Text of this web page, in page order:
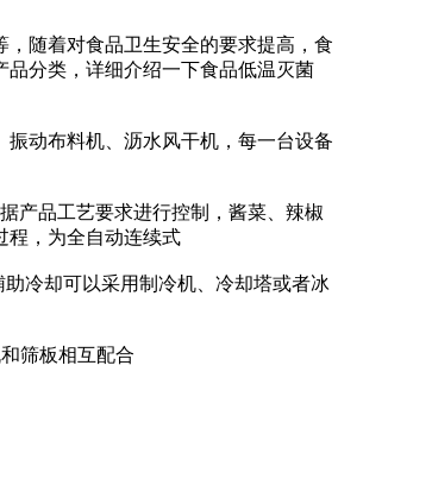
随着对食品卫生安全的要求提高，食
分类，详细介绍一下食品低温灭菌
动布料机、沥水风干机，每一台设备
品工艺要求进行控制，酱菜、辣椒
程，为全自动连续式
冷却可以采用制冷机、冷却塔或者冰
筛板相互配合